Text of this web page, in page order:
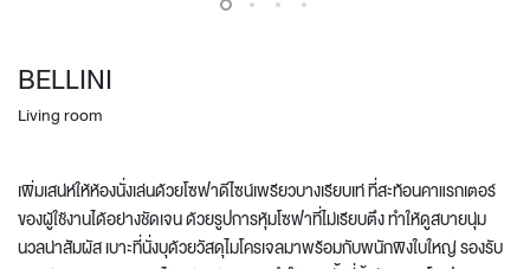
BELLINI
Living room
เพิ่มเสน่ห์ให้ห้องนั่งเล่นด้วยโซฟาดีไซน์เพรียวบางเรียบเท่ ที่สะท้อนคาแรกเตอร์
ของผู้ใช้งานได้อย่างชัดเจน ด้วยรูปการหุ้มโซฟาที่ไม่เรียบตึง ทำให้ดูสบายนุ่ม
นวลน่าสัมผัส เบาะที่นั่งบุด้วยวัสดุไมโครเจลมาพร้อมกับพนักพิงใบใหญ่ รองรับ